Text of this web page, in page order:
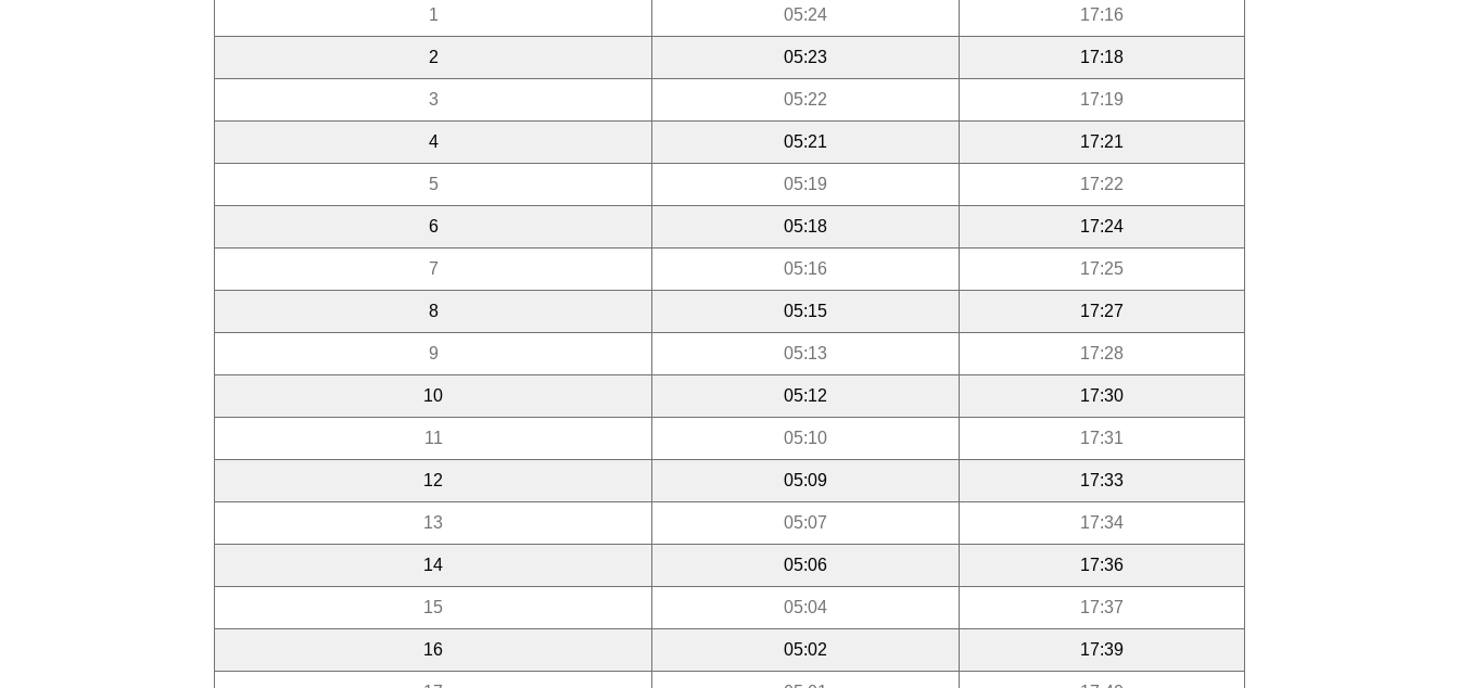
1 05:24 17:16
2 05:23 17:18
3 05:22 17:19
4 05:21 17:21
5 05:19 17:22
6 05:18 17:24
7 05:16 17:25
8 05:15 17:27
9 05:13 17:28
10 05:12 17:30
11 05:10 17:31
12 05:09 17:33
13 05:07 17:34
14 05:06 17:36
15 05:04 17:37
16 05:02 17:39